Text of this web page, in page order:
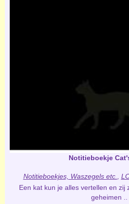
Notitieboekje
Notitieboekjes, Waszegels etc.
Een kat kun je alles vertellen en zij
geheimen ..